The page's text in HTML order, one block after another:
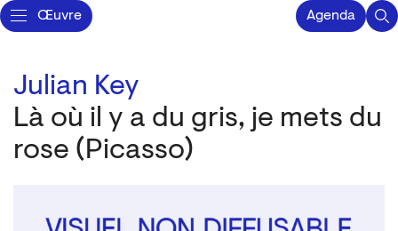
Œuvre Agenda
Julian Key
Là où il y a du gris, je mets du
rose (Picasso)